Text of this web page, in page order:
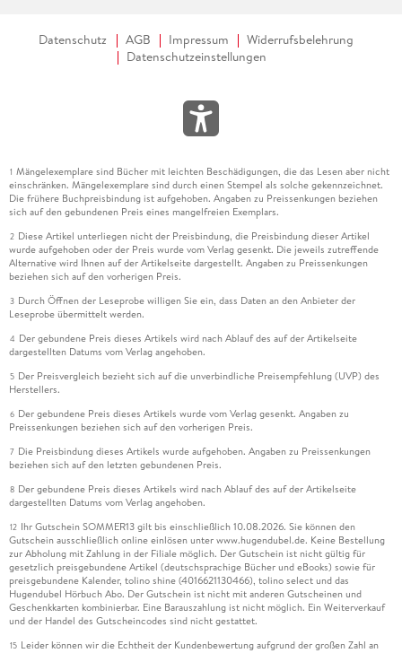
Datenschutz AGB Impressum
Widerrufsbelehrung
Datenschutzeinstellungen
1 Mängelexemplare sind Bücher mit leichten Beschädigungen, die das Lesen aber nicht
einschränken. Mängelexemplare sind durch einen Stempel als solche gekennzeichnet.
Die frühere Buchpreisbindung ist aufgehoben. Angaben zu Preissenkungen beziehen
sich auf den gebundenen Preis eines mangelfreien Exemplars.
2 Diese Artikel unterliegen nicht der Preisbindung, die Preisbindung dieser Artikel
wurde aufgehoben oder der Preis wurde vom Verlag gesenkt. Die jeweils zutreffende
Alternative wird Ihnen auf der Artikelseite dargestellt. Angaben zu Preissenkungen
beziehen sich auf den vorherigen Preis.
3 Durch Öffnen der Leseprobe willigen Sie ein, dass Daten an den Anbieter der
Leseprobe übermittelt werden.
4 Der gebundene Preis dieses Artikels wird nach Ablauf des auf der Artikelseite
dargestellten Datums vom Verlag angehoben.
5 Der Preisvergleich bezieht sich auf die unverbindliche Preisempfehlung (UVP) des
Herstellers.
6 Der gebundene Preis dieses Artikels wurde vom Verlag gesenkt. Angaben zu
Preissenkungen beziehen sich auf den vorherigen Preis.
7 Die Preisbindung dieses Artikels wurde aufgehoben. Angaben zu Preissenkungen
beziehen sich auf den letzten gebundenen Preis.
8 Der gebundene Preis dieses Artikels wird nach Ablauf des auf der Artikelseite
dargestellten Datums vom Verlag angehoben.
12 Ihr Gutschein SOMMER13 gilt bis einschließlich 10.08.2026. Sie können den
Gutschein ausschließlich online einlösen unter www.hugendubel.de. Keine Bestellung
zur Abholung mit Zahlung in der Filiale möglich. Der Gutschein ist nicht gültig für
gesetzlich preisgebundene Artikel (deutschsprachige Bücher und eBooks) sowie für
preisgebundene Kalender, tolino shine (4016621130466), tolino select und das
Hugendubel Hörbuch Abo. Der Gutschein ist nicht mit anderen Gutscheinen und
Geschenkkarten kombinierbar. Eine Barauszahlung ist nicht möglich. Ein Weiterverkauf
und der Handel des Gutscheincodes sind nicht gestattet.
15 Leider können wir die Echtheit der Kundenbewertung aufgrund der großen Zahl an